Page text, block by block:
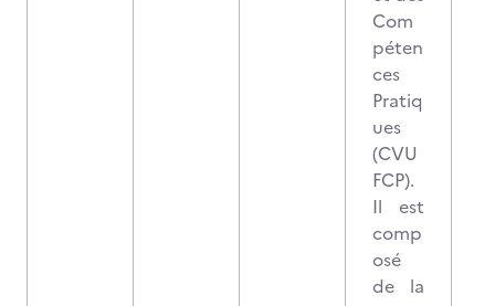
Com
péten
ces
Pratiq
ues
(CVU
FCP).
Il est
comp
osé
de la